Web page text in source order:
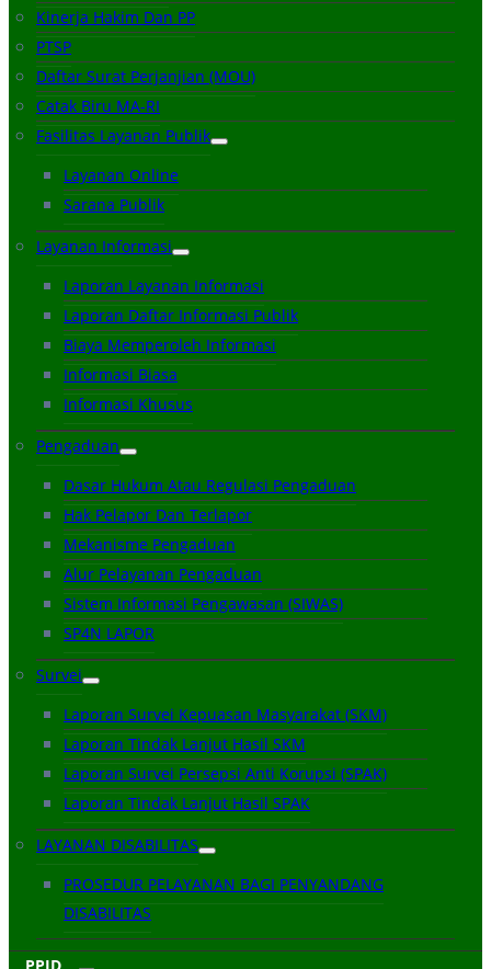
Kinerja Hakim Dan PP
PTSP
Daftar Surat Perjanjian (MOU)
Catak Biru MA-RI
Fasilitas Layanan Publik
Layanan Online
Sarana Publik
Layanan Informasi
Laporan Layanan Informasi
Laporan Daftar Informasi Publik
Biaya Memperoleh Informasi
Informasi Biasa
Informasi Khusus
Pengaduan
Dasar Hukum Atau Regulasi Pengaduan
Hak Pelapor Dan Terlapor
Mekanisme Pengaduan
Alur Pelayanan Pengaduan
Sistem Informasi Pengawasan (SIWAS)
SP4N LAPOR
Survei
Laporan Survei Kepuasan Masyarakat (SKM)
Laporan Tindak Lanjut Hasil SKM
Laporan Survei Persepsi Anti Korupsi (SPAK)
Laporan Tindak Lanjut Hasil SPAK
LAYANAN DISABILITAS
PROSEDUR PELAYANAN BAGI PENYANDANG
DISABILITAS